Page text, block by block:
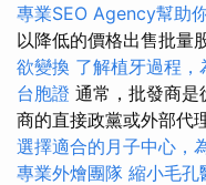
專業SEO Agency幫助
以降低的價格出售批量
欲變換 了解植牙過程
台胞證 通常，批發商是
商的直接政黨或外部代
選擇適合的月子中心，
專業外燴團隊 縮小毛孔